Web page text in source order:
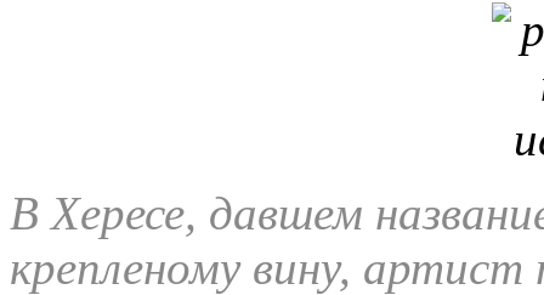
В Хересе, давшем
крепленому вину, артист